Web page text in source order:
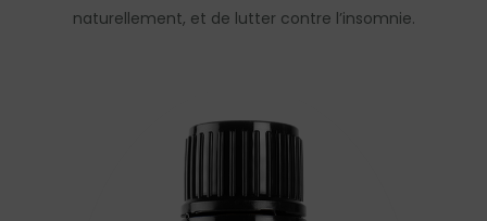
naturellement, et de lutter contre l’insomnie.